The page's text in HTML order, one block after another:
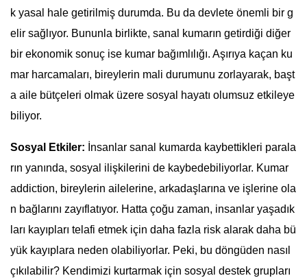
k yasal hale getirilmiş durumda. Bu da devlete önemli bir g
elir sağlıyor. Bununla birlikte, sanal kumarın getirdiği diğer
bir ekonomik sonuç ise kumar bağımlılığı. Aşırıya kaçan ku
mar harcamaları, bireylerin mali durumunu zorlayarak, başt
a aile bütçeleri olmak üzere sosyal hayatı olumsuz etkileye
biliyor.
Sosyal Etkiler: İnsanlar sanal kumarda kaybettikleri parala
rın yanında, sosyal ilişkilerini de kaybedebiliyorlar. Kumar
addiction, bireylerin ailelerine, arkadaşlarına ve işlerine ola
n bağlarını zayıflatıyor. Hatta çoğu zaman, insanlar yaşadık
ları kayıpları telafi etmek için daha fazla risk alarak daha bü
yük kayıplara neden olabiliyorlar. Peki, bu döngüden nasıl
çıkılabilir? Kendimizi kurtarmak için sosyal destek grupları